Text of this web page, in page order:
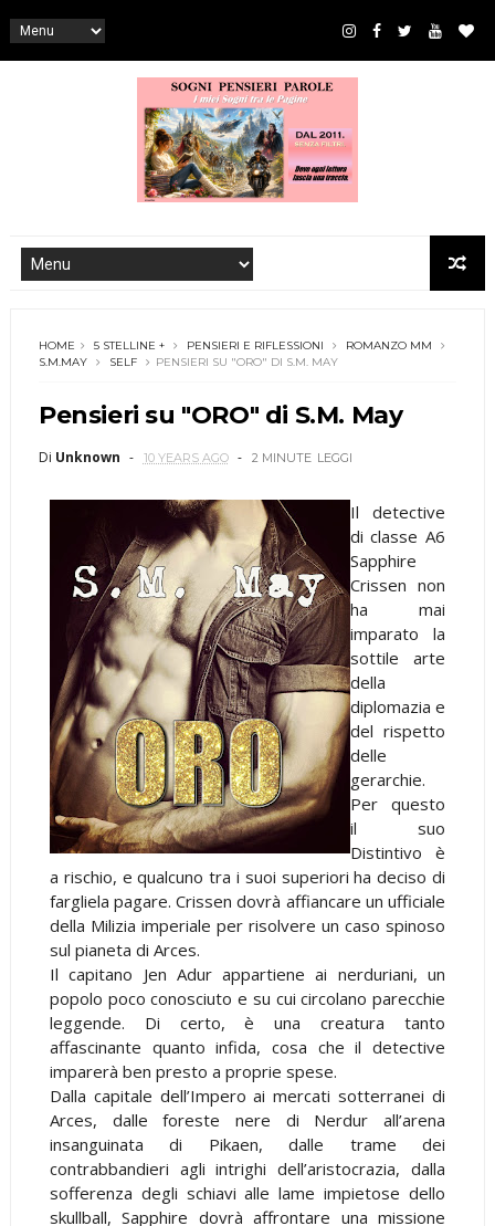
HOME 5 STELLINE + PENSIERI E RIFLESSIONI
ROMANZO MM
S.M.MAY
SELF PENSIERI SU "ORO" DI S.M. MAY
Pensieri su "ORO" di S.M. May
Di Unknown 10 YEARS AGO 2 MINUTE LEGGI
Il detective
di classe A6
Sapphire
Crissen non
ha mai
imparato la
sottile arte
della
diplomazia e
del rispetto
delle
gerarchie.
Per questo
il suo
Distintivo è
a rischio, e qualcuno tra i suoi superiori ha deciso di
fargliela pagare. Crissen dovrà affiancare un ufficiale
della Milizia imperiale per risolvere un caso spinoso
sul pianeta di Arces.
Il capitano Jen Adur appartiene ai nerduriani, un
popolo poco conosciuto e su cui circolano parecchie
leggende. Di certo, è una creatura tanto
affascinante quanto infida, cosa che il detective
imparerà ben presto a proprie spese.
Dalla capitale dell’Impero ai mercati sotterranei di
Arces, dalle foreste nere di Nerdur all’arena
insanguinata di Pikaen, dalle trame dei
contrabbandieri agli intrighi dell’aristocrazia, dalla
sofferenza degli schiavi alle lame impietose dello
skullball, Sapphire dovrà affrontare una missione